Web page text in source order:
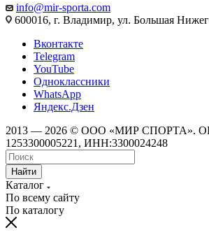
info@mir-sporta.com
600016, г. Владимир, ул. Большая
Вконтакте
Telegram
YouTube
Одноклассники
WhatsApp
Яндекс.Дзен
2013 — 2026 © ООО «МИР СПОРТА».
1253300005221, ИНН:3300024248
Найти
Каталог
По всему сайту
По каталогу